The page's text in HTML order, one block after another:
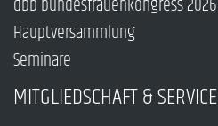
dbb bundesfrauenkongress 2026
Hauptversammlung
Seminare
MITGLIEDSCHAFT & SERVICE